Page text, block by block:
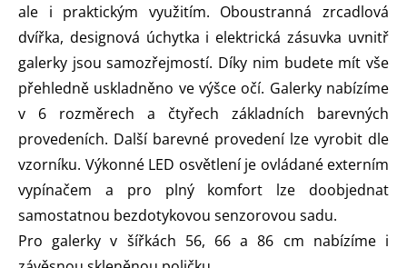
ale i praktickým využitím. Oboustranná zrcadlová
dvířka, designová úchytka i elektrická zásuvka uvnitř
galerky jsou samozřejmostí. Díky nim budete mít vše
přehledně uskladněno ve výšce očí. Galerky nabízíme
v 6 rozměrech a čtyřech základních barevných
provedeních. Další barevné provedení lze vyrobit dle
vzorníku. Výkonné LED osvětlení je ovládané externím
vypínačem a pro plný komfort lze doobjednat
samostatnou bezdotykovou senzorovou sadu.
Pro galerky v šířkách 56, 66 a 86 cm nabízíme i